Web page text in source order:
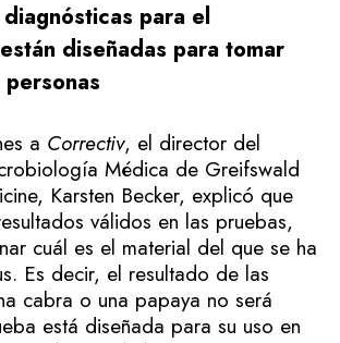
para el
diseñadas para tomar
a Correctiv, el director del
Médica de Greifswald
Karsten Becker, explicó que
válidos en las pruebas,
cuál es el material del que se ha
Es decir, el resultado de las
cabra o una papaya no será
está diseñada para su uso en